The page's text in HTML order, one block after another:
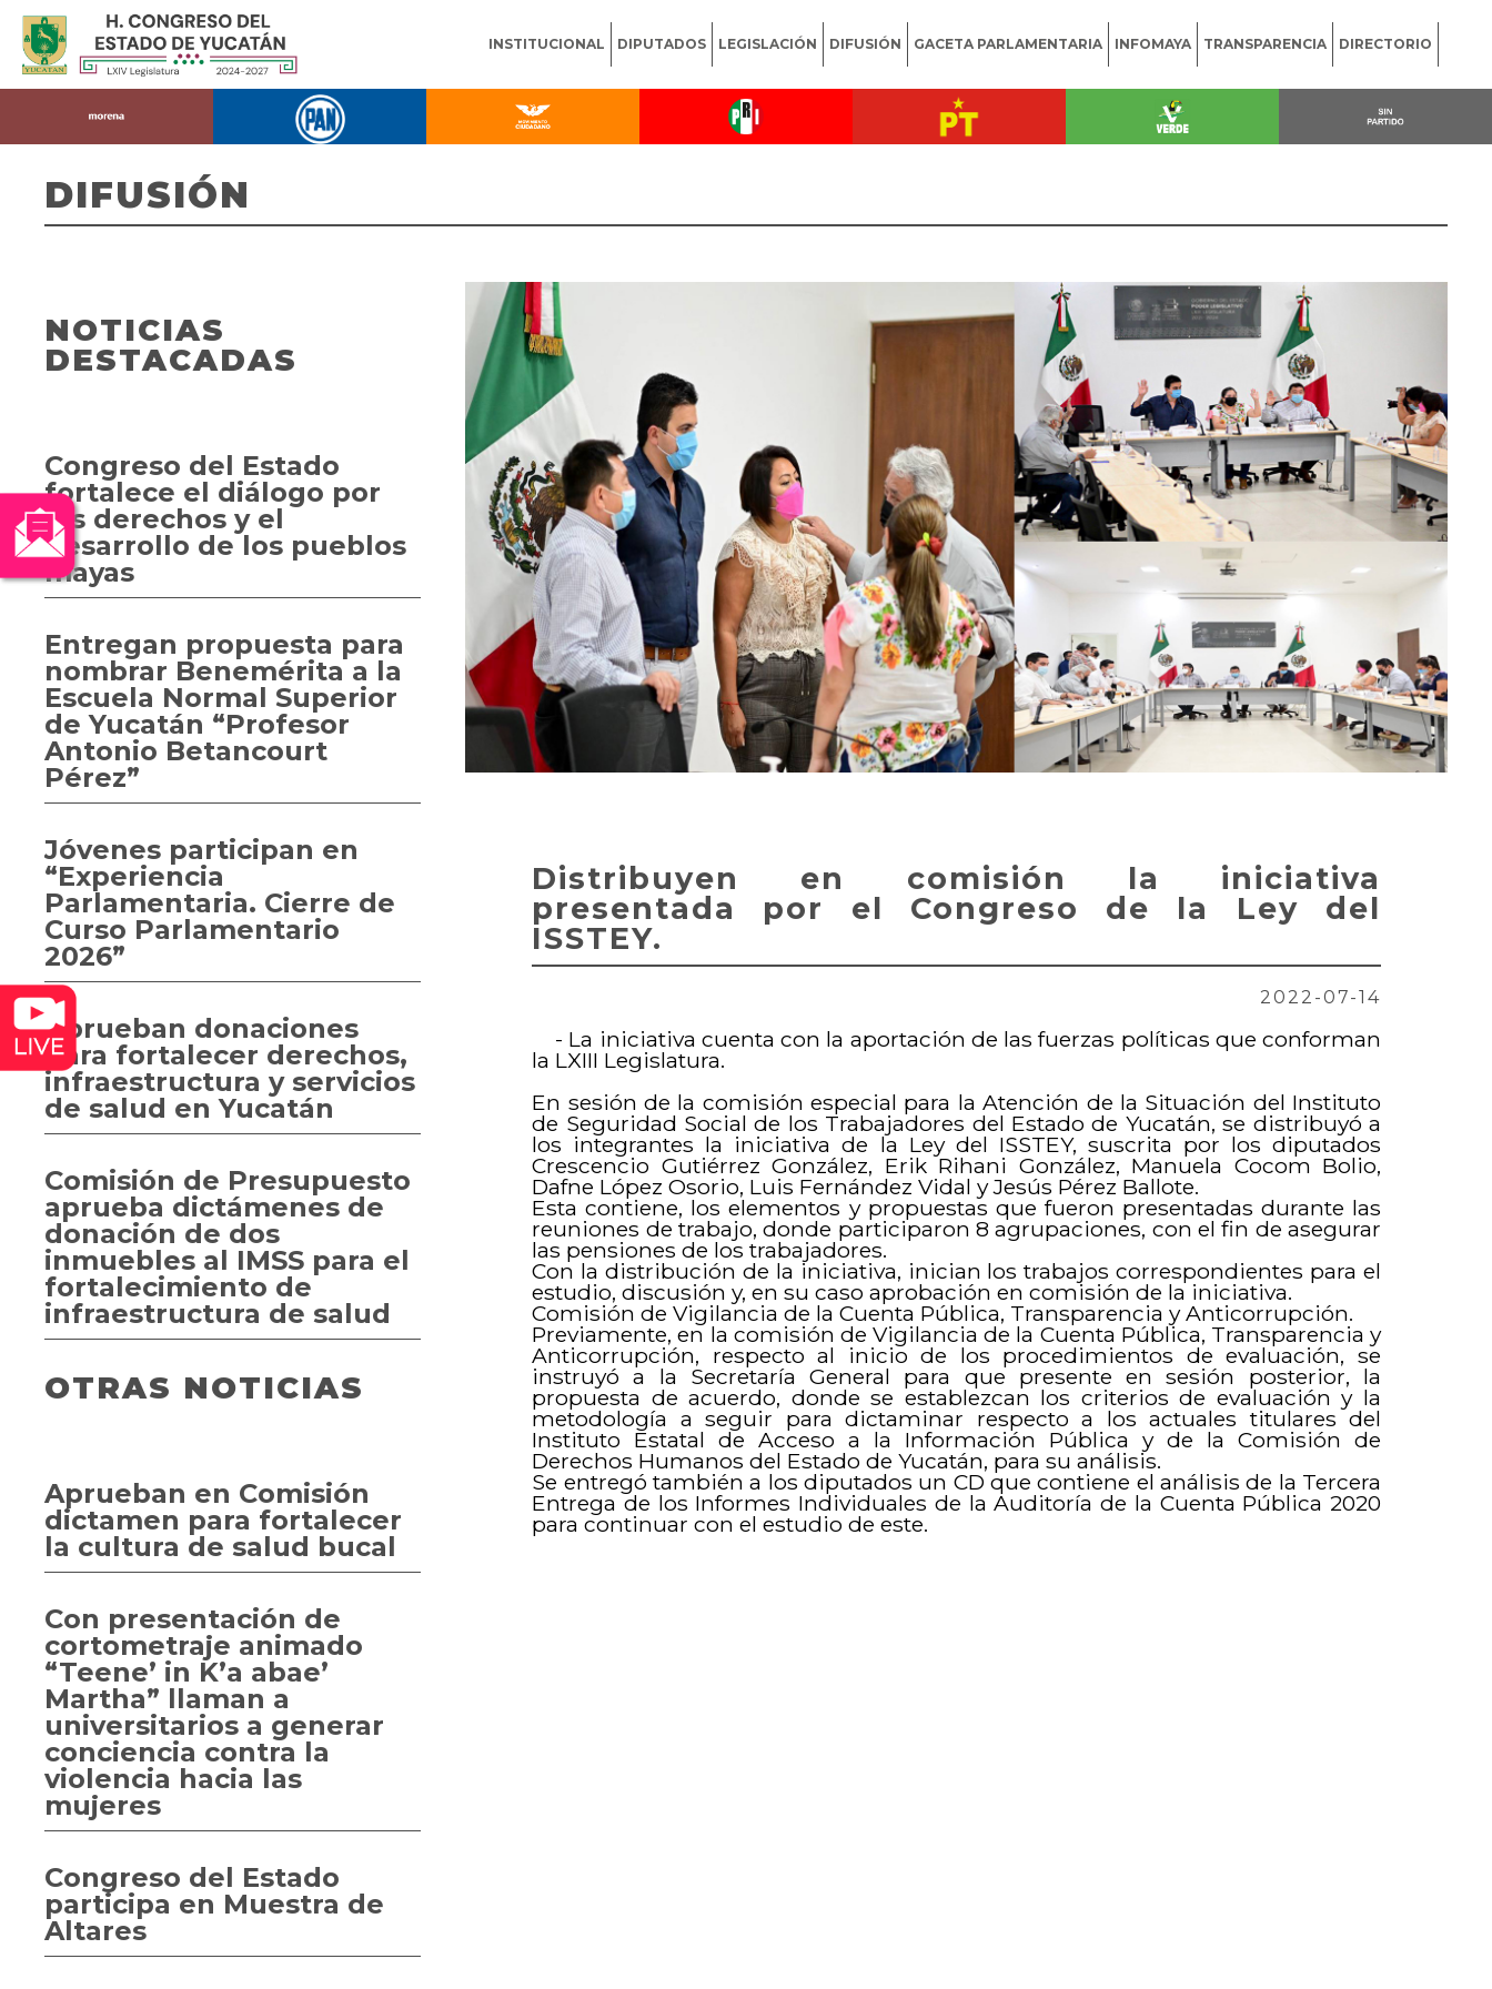
INSTITUCIONAL DIPUTADOS LEGISLACIÓN DIFUSIÓN GACETA PARLAMENTARIA INFOMAYA TRANSPARENCIA DIRECTORIO
DIFUSIÓN
Distribuyen en comisión la iniciativa
presentada por el Congreso de la Ley del
ISSTEY.
2022-07-14
- La iniciativa cuenta con la aportación de las fuerzas políticas que conforman
la LXIII Legislatura.
En sesión de la comisión especial para la Atención de la Situación del Instituto
de Seguridad Social de los Trabajadores del Estado de Yucatán, se distribuyó a
los integrantes la iniciativa de la Ley del ISSTEY, suscrita por los diputados
Crescencio Gutiérrez González, Erik Rihani González, Manuela Cocom Bolio,
Dafne López Osorio, Luis Fernández Vidal y Jesús Pérez Ballote.
Esta contiene, los elementos y propuestas que fueron presentadas durante las
reuniones de trabajo, donde participaron 8 agrupaciones, con el fin de asegurar
las pensiones de los trabajadores.
Con la distribución de la iniciativa, inician los trabajos correspondientes para el
estudio, discusión y, en su caso aprobación en comisión de la iniciativa.
Comisión de Vigilancia de la Cuenta Pública, Transparencia y Anticorrupción.
Previamente, en la comisión de Vigilancia de la Cuenta Pública, Transparencia y
Anticorrupción, respecto al inicio de los procedimientos de evaluación, se
instruyó a la Secretaría General para que presente en sesión posterior, la
propuesta de acuerdo, donde se establezcan los criterios de evaluación y la
metodología a seguir para dictaminar respecto a los actuales titulares del
Instituto Estatal de Acceso a la Información Pública y de la Comisión de
Derechos Humanos del Estado de Yucatán, para su análisis.
Se entregó también a los diputados un CD que contiene el análisis de la Tercera
Entrega de los Informes Individuales de la Auditoría de la Cuenta Pública 2020
para continuar con el estudio de este.
NOTICIAS
DESTACADAS
Congreso del Estado
fortalece el diálogo por
los derechos y el
desarrollo de los pueblos
mayas
Entregan propuesta para
nombrar Benemérita a la
Escuela Normal Superior
de Yucatán “Profesor
Antonio Betancourt
Pérez”
Jóvenes participan en
“Experiencia
Parlamentaria. Cierre de
Curso Parlamentario
2026”
Aprueban donaciones
para fortalecer derechos,
infraestructura y servicios
de salud en Yucatán
Comisión de Presupuesto
aprueba dictámenes de
donación de dos
inmuebles al IMSS para el
fortalecimiento de
infraestructura de salud
OTRAS NOTICIAS
Aprueban en Comisión
dictamen para fortalecer
la cultura de salud bucal
Con presentación de
cortometraje animado
“Teene’ in K’a abae’
Martha” llaman a
universitarios a generar
conciencia contra la
violencia hacia las
mujeres
Congreso del Estado
participa en Muestra de
Altares